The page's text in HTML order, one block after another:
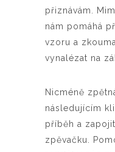
přiznávám.
nám pomáhá
vzoru a
vynalézat na
Nicméně
následujícím
příběh a
zpěvačku.